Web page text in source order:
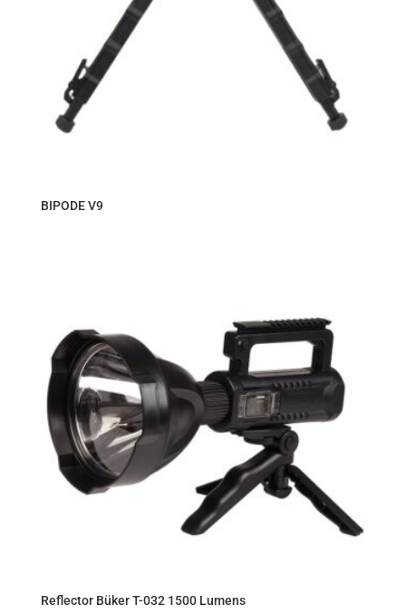
BIPODE V9
Reflector Büker T-032 1500 Lumens